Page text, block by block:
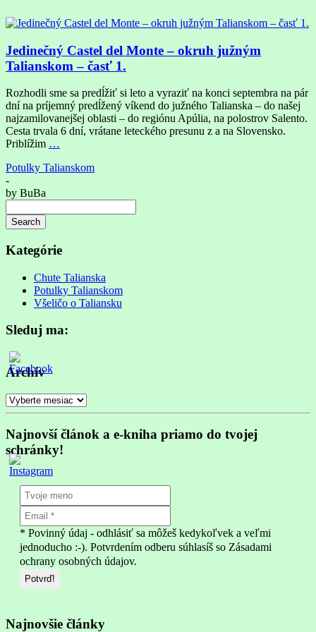
Jedinečný Castel del Monte – okruh južným
Talianskom – časť 1.
Rozhodli sme sa predĺžiť si leto a vyraziť na konci septembra na pár
dní na príjemný predĺžený víkend do južného Talianska – do našej
najzamilovanejšej oblasti – do regiónu Apúlia, na polostrov Salento.
Cesta trvala 6 dní, vrátane leteckého presunu z a na Slovensko.
Priblížim …
Potulky Talianskom
-
by BuBa
Search
is
progress
Kategórie
Chute Talianska
Potulky Talianskom
Všeličo o Taliansku
Sleduj ma:
Archív
Archív
Najnovší článok a e-kniha priamo do tvojej
schránky!
* Povinný údaj - odhlásiť sa môžeš kedykoľvek a veľmi
jednoducho :-). Potvrdením odberu súhlasíš so Zásadami
ochrany osobných údajov.
Najnovšie články